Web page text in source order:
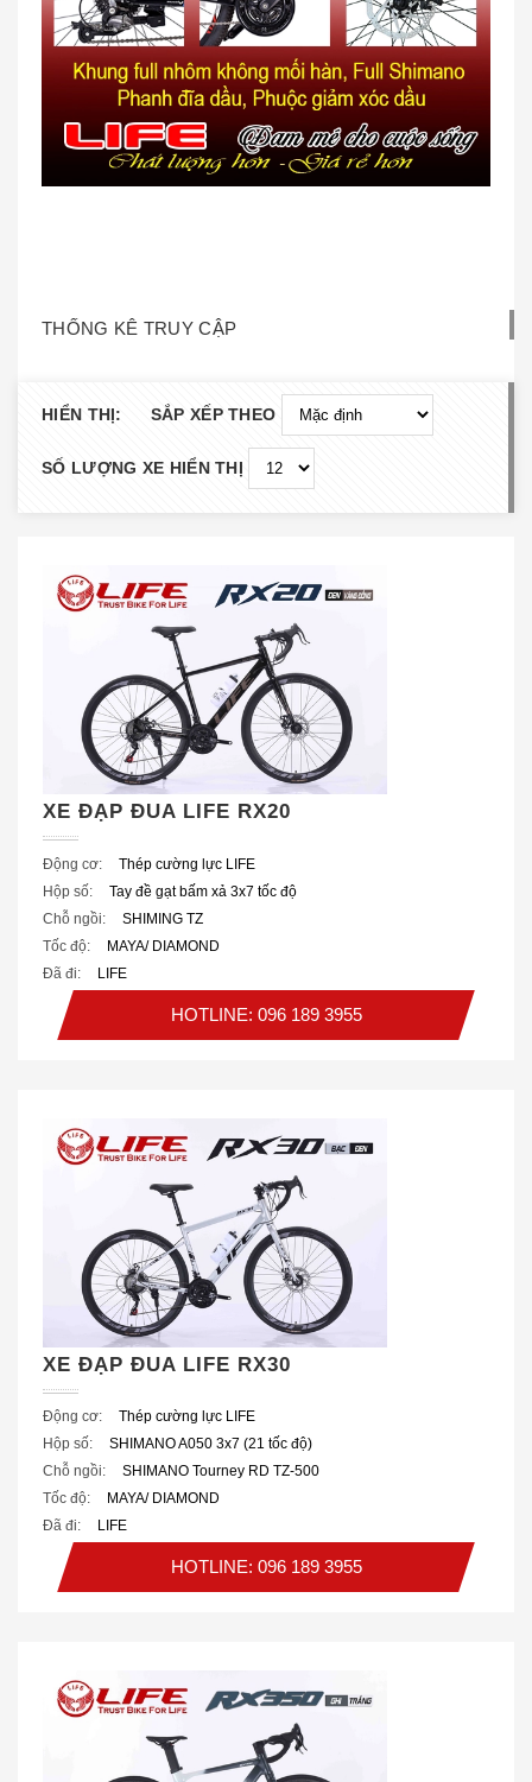
THỐNG KÊ TRUY CẬP
HIỂN THỊ: SẮP XẾP THEO
SỐ LƯỢNG XE HIỂN THỊ
XE ĐẠP ĐUA LIFE RX20
Động cơ:
Thép cường lực LIFE
Hộp số:
Tay đề gạt bấm xả 3x7 tốc độ
Chỗ ngồi:
SHIMING TZ
Tốc độ:
MAYA/ DIAMOND
Đã đi:
LIFE
HOTLINE: 096 189 3955
XE ĐẠP ĐUA LIFE RX30
Động cơ:
Thép cường lực LIFE
Hộp số:
SHIMANO A050 3x7 (21 tốc độ)
Chỗ ngồi:
SHIMANO Tourney RD TZ-500
Tốc độ:
MAYA/ DIAMOND
Đã đi:
LIFE
HOTLINE: 096 189 3955